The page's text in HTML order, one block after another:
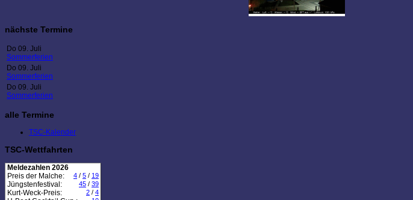
nächste Termine
Do 09. Juli
Sommerferien
Do 09. Juli
Sommerferien
Do 09. Juli
Sommerferien
alle Termine
TSC-Kalender
TSC-Wettfahrten
Meldezahlen 2026
Preis der Malche:
4 / 5 / 19
Jüngstenfestival: 45 / 39
Kurt-Weck-Preis: 2 / 4